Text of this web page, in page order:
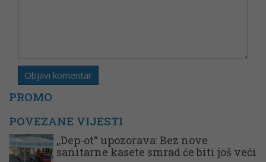
PROMO
POVEZANE VIJESTI
„Dep-ot“ upozorava: Bez nove
sanitarne kasete smrad će biti još veći